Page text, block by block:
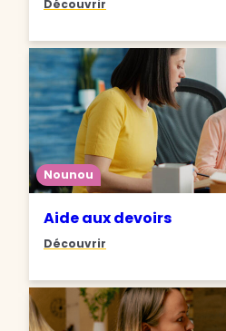
Découvrir
Nounou
Aide aux devoirs
Découvrir